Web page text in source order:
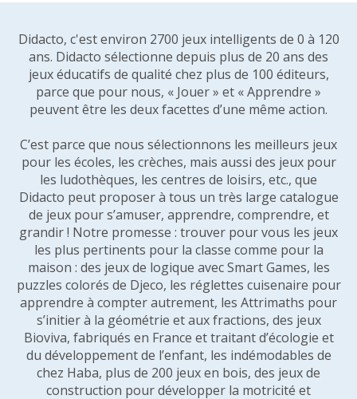
Didacto, c'est environ 2700 jeux intelligents de 0 à 120
ans. Didacto sélectionne depuis plus de 20 ans des
jeux éducatifs de qualité chez plus de 100 éditeurs,
parce que pour nous, « Jouer » et « Apprendre »
peuvent être les deux facettes d’une même action.
C’est parce que nous sélectionnons les meilleurs jeux
pour les écoles, les crèches, mais aussi des jeux pour
les ludothèques, les centres de loisirs, etc., que
Didacto peut proposer à tous un très large catalogue
de jeux pour s’amuser, apprendre, comprendre, et
grandir ! Notre promesse : trouver pour vous les jeux
les plus pertinents pour la classe comme pour la
maison : des jeux de logique avec Smart Games, les
puzzles colorés de Djeco, les réglettes cuisenaire pour
apprendre à compter autrement, les Attrimaths pour
s’initier à la géométrie et aux fractions, des jeux
Bioviva, fabriqués en France et traitant d’écologie et
du développement de l’enfant, les indémodables de
chez Haba, plus de 200 jeux en bois, des jeux de
construction pour développer la motricité et